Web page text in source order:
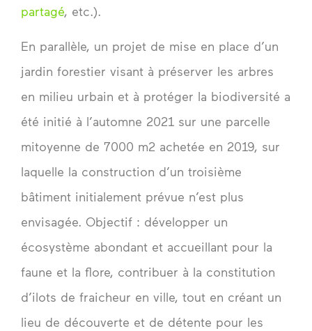
partagé, etc.).
En parallèle, un projet de mise en place d’un
jardin forestier visant à préserver les arbres
en milieu urbain et à protéger la biodiversité a
été initié à l’automne 2021 sur une parcelle
mitoyenne de 7000 m2 achetée en 2019, sur
laquelle la construction d’un troisième
bâtiment initialement prévue n’est plus
envisagée. Objectif : développer un
écosystème abondant et accueillant pour la
faune et la flore, contribuer à la constitution
d’ilots de fraicheur en ville, tout en créant un
lieu de découverte et de détente pour les